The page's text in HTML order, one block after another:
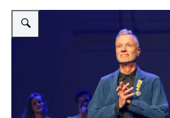
Vergroot afbeelding Roel Voorintholt